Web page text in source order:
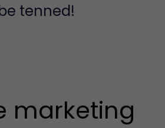
tenned!
marketing